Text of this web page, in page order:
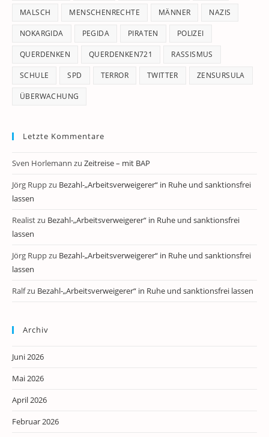
MALSCH MENSCHENRECHTE MÄNNER NAZIS
NOKARGIDA PEGIDA PIRATEN POLIZEI
QUERDENKEN QUERDENKEN721 RASSISMUS
SCHULE SPD TERROR TWITTER ZENSURSULA
ÜBERWACHUNG
Letzte Kommentare
Sven Horlemann zu Zeitreise – mit BAP
Jörg Ruppzu Bezahl-„Arbeitsverweigerer“ in Ruhe und sanktionsfrei
lassen
Realistzu Bezahl-„Arbeitsverweigerer“ in Ruhe und sanktionsfrei
lassen
Jörg Ruppzu Bezahl-„Arbeitsverweigerer“ in Ruhe und sanktionsfrei
lassen
Ralfzu Bezahl-„Arbeitsverweigerer“ in Ruhe und sanktionsfrei lassen
Archiv
Juni 2026
Mai 2026
April 2026
Februar 2026